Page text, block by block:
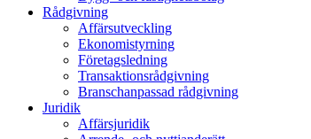
Rådgivning
Affärsutveckling
Ekonomistyrning
Företagsledning
Transaktionsrådgivning
Branschanpassad rådgivning
Juridik
Affärsjuridik